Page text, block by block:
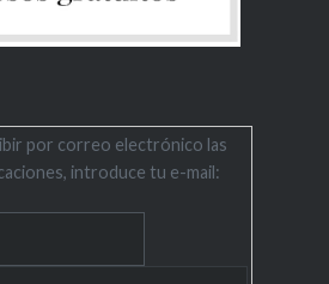
por correo electrónico las
introduce tu e-mail: